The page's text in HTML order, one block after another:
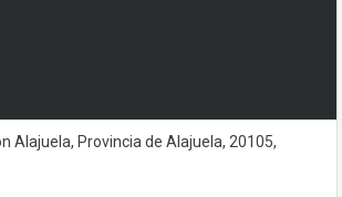
Alajuela, Provincia de Alajuela, 20105,